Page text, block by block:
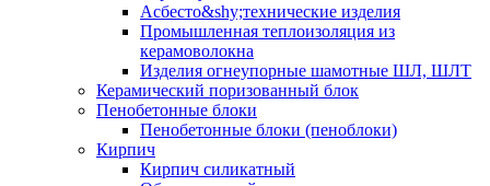
Асбесто&shy;технические изделия
Промышленная теплоизоляция из
керамоволокна
Изделия огнеупорные шамотные ШЛ, ШЛТ
Керамический поризованный блок
Пенобетонные блоки
Пенобетонные блоки (пеноблоки)
Кирпич
Кирпич силикатный